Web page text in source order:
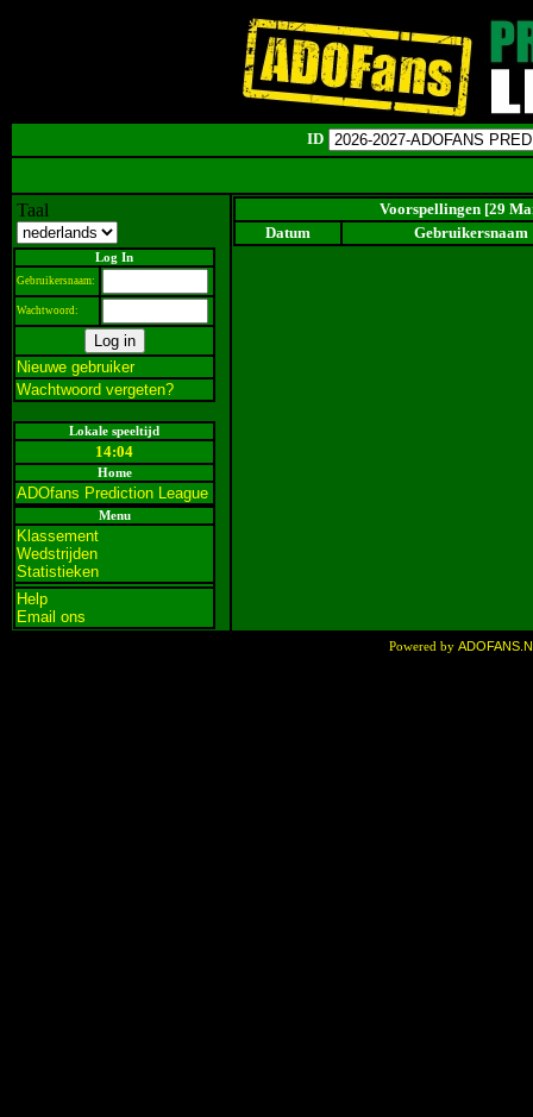
ID
Taal
Log In
Gebruikersnaam:
Wachtwoord:
Nieuwe gebruiker
Wachtwoord vergeten?
Lokale speeltijd
14:04
Home
ADOfans Prediction League
Menu
Klassement
Wedstrijden
Statistieken
Help
Email ons
Voorspellingen [29
Datum
Gebruikersnaam
Powered by